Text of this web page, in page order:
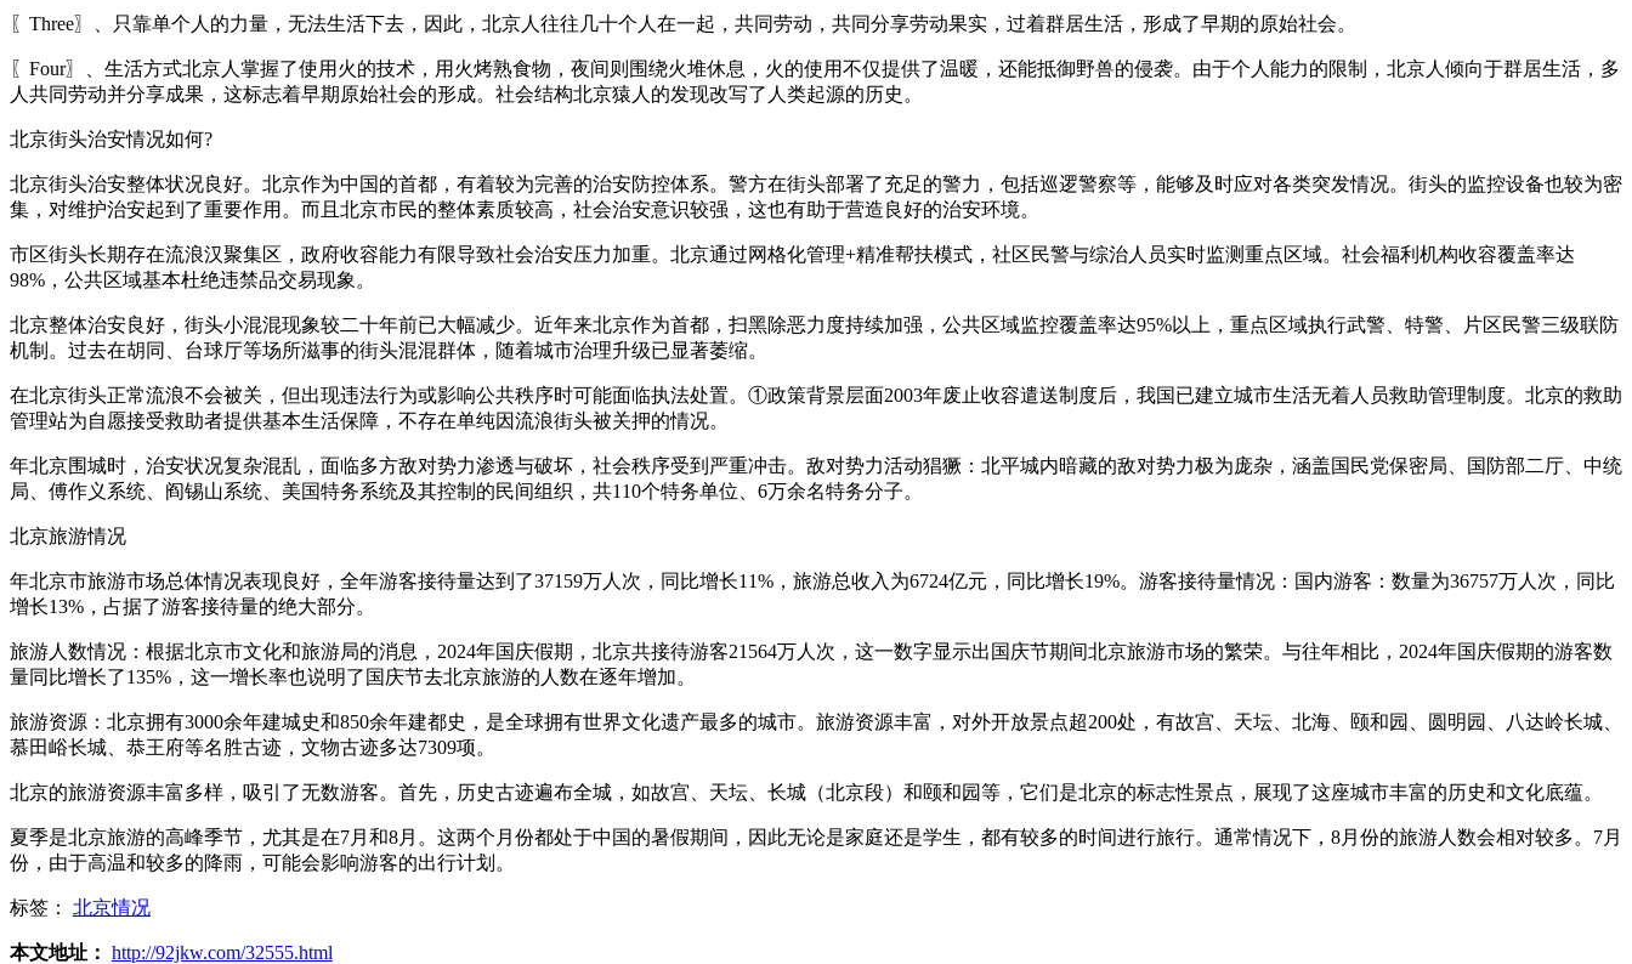
〖Three〗、只靠单个人的力量，无法生活下去，因此，北京人往往几十个人在一起，共同劳动，共同分享劳动果实，过着群居生活，形成了早期的原始社会。
〖Four〗、生活方式北京人掌握了使用火的技术，用火烤熟食物，夜间则围绕火堆休息，火的使用不仅提供了温暖，还能抵御野兽的侵袭。由于个人能力的限制，北京人倾向于群居生活，多
人共同劳动并分享成果，这标志着早期原始社会的形成。社会结构北京猿人的发现改写了人类起源的历史。
北京街头治安情况如何?
北京街头治安整体状况良好。北京作为中国的首都，有着较为完善的治安防控体系。警方在街头部署了充足的警力，包括巡逻警察等，能够及时应对各类突发情况。街头的监控设备也较为密
集，对维护治安起到了重要作用。而且北京市民的整体素质较高，社会治安意识较强，这也有助于营造良好的治安环境。
市区街头长期存在流浪汉聚集区，政府收容能力有限导致社会治安压力加重。北京通过网格化管理+精准帮扶模式，社区民警与综治人员实时监测重点区域。社会福利机构收容覆盖率达
98%，公共区域基本杜绝违禁品交易现象。
北京整体治安良好，街头小混混现象较二十年前已大幅减少。近年来北京作为首都，扫黑除恶力度持续加强，公共区域监控覆盖率达95%以上，重点区域执行武警、特警、片区民警三级联防
机制。过去在胡同、台球厅等场所滋事的街头混混群体，随着城市治理升级已显著萎缩。
在北京街头正常流浪不会被关，但出现违法行为或影响公共秩序时可能面临执法处置。①政策背景层面2003年废止收容遣送制度后，我国已建立城市生活无着人员救助管理制度。北京的救助
管理站为自愿接受救助者提供基本生活保障，不存在单纯因流浪街头被关押的情况。
年北京围城时，治安状况复杂混乱，面临多方敌对势力渗透与破坏，社会秩序受到严重冲击。敌对势力活动猖獗：北平城内暗藏的敌对势力极为庞杂，涵盖国民党保密局、国防部二厅、中统
局、傅作义系统、阎锡山系统、美国特务系统及其控制的民间组织，共110个特务单位、6万余名特务分子。
北京旅游情况
年北京市旅游市场总体情况表现良好，全年游客接待量达到了37159万人次，同比增长11%，旅游总收入为6724亿元，同比增长19%。游客接待量情况：国内游客：数量为36757万人次，同比
增长13%，占据了游客接待量的绝大部分。
旅游人数情况：根据北京市文化和旅游局的消息，2024年国庆假期，北京共接待游客21564万人次，这一数字显示出国庆节期间北京旅游市场的繁荣。与往年相比，2024年国庆假期的游客数
量同比增长了135%，这一增长率也说明了国庆节去北京旅游的人数在逐年增加。
旅游资源：北京拥有3000余年建城史和850余年建都史，是全球拥有世界文化遗产最多的城市。旅游资源丰富，对外开放景点超200处，有故宫、天坛、北海、颐和园、圆明园、八达岭长城、
慕田峪长城、恭王府等名胜古迹，文物古迹多达7309项。
北京的旅游资源丰富多样，吸引了无数游客。首先，历史古迹遍布全城，如故宫、天坛、长城（北京段）和颐和园等，它们是北京的标志性景点，展现了这座城市丰富的历史和文化底蕴。
夏季是北京旅游的高峰季节，尤其是在7月和8月。这两个月份都处于中国的暑假期间，因此无论是家庭还是学生，都有较多的时间进行旅行。通常情况下，8月份的旅游人数会相对较多。7月
份，由于高温和较多的降雨，可能会影响游客的出行计划。
标签： 北京情况
本文地址： http://92jkw.com/32555.html